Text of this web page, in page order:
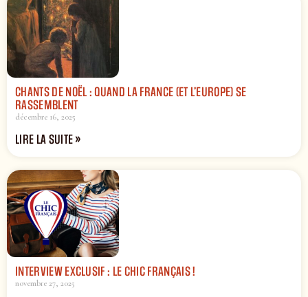
CHANTS DE NOËL : QUAND LA FRANCE (ET L’EUROPE) SE
RASSEMBLENT
décembre 16, 2025
LIRE LA SUITE »
INTERVIEW EXCLUSIF : LE CHIC FRANÇAIS !
novembre 27, 2025